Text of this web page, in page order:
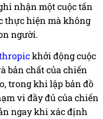
nhận một cuộc tấn
thực hiện mà không
người.
khởi động cuộc
bản chất của chiến
trong khi lập bản đồ
vi đầy đủ của chiến
ngay khi xác định